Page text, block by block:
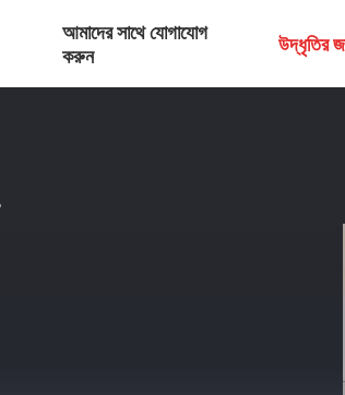
আমাদের সাথে যোগাযোগ
করুন
উদ্ধৃতির